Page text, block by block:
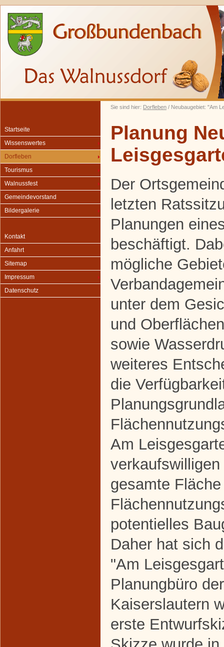
Sie sind hier: Dorfleben / Neubaugebiet: "Am
Startseite
Wissenswertes
Dorfleben
Tourismus
Walnussfest
Gemeindevorstand
Bildergalerie
Kontakt
Anfahrt
Sitemap
Impressum
Datenschutz
Planung
Der
letzten
Planungen
beschäftigt.
mögliche
unter dem
und
sowie
weiteres
die
Am
gesamte
potentielles
Daher hat sich
"Am
Planungbüro
Kaiserslautern
erste